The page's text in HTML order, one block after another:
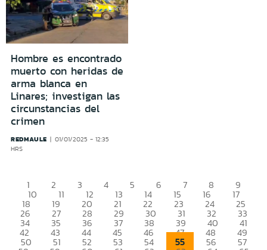
Hombre es encontrado
muerto con heridas de
arma blanca en
Linares; investigan las
circunstancias del
crimen
REDMAULE
01/01/2025 - 12:35
HRS
1 2 3 4 5 6 7 8 9
10 11 12 13 14 15 16 17
18 19 20 21 22 23 24 25
26 27 28 29 30 31 32 33
34 35 36 37 38 39 40 41
42 43 44 45 46 47 48 49
50 51 52 53 54 55 56 57